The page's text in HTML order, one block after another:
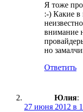
Я тоже про
:-) Какие в
внимание
но
Ответить
Юлия:
27 июня 2012 в